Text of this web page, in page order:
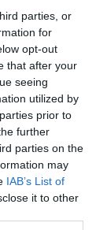
parties, or
for
opt-out
that after your
seeing
utilized by
prior to
further
parties on the
may
IAB’s List of
it to other
la